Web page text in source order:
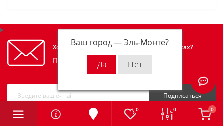
Ваш город —Эль-Монте?
0 0 0
Хотите узнавать первым об акциях и скидках?
Подпишитесь на нашу рассылку
Подписаться